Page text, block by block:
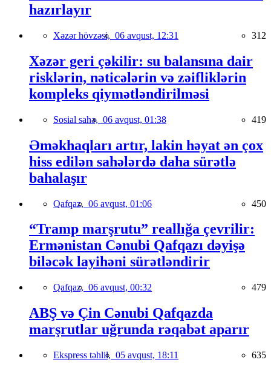
hazırlayır
Xəzər hövzəsi, 06 avqust, 12:31 312
Xəzər geri çəkilir: su balansına dair
risklərin, nəticələrin və zəifliklərin
kompleks qiymətləndirilməsi
Sosial sahə, 06 avqust, 01:38 419
Əməkhaqları artır, lakin həyat ən çox
hiss edilən sahələrdə daha sürətlə
bahalaşır
Qafqaz, 06 avqust, 01:06 450
“Tramp marşrutu” reallığa çevrilir:
Ermənistan Cənubi Qafqazı dəyişə
biləcək layihəni sürətləndirir
Qafqaz, 06 avqust, 00:32 479
ABŞ və Çin Cənubi Qafqazda
marşrutlar uğrunda rəqabət aparır
Ekspress təhlil, 05 avqust, 18:11 635